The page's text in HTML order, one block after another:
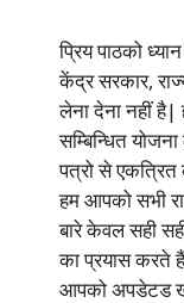
प्रिय पाठको
केंद्र सरकार,
लेना देना नहीं है|
सम्बिन्धित
पत्रो से एकत्रित
हम आपको सभी
बारे केवल सही
का प्रयास करते
आपको अपडेटड